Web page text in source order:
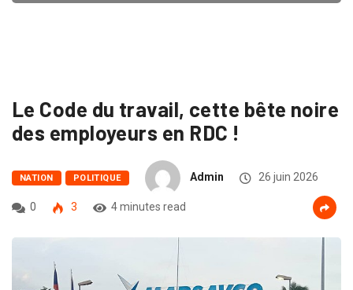
Le Code du travail, cette bête noire
des employeurs en RDC !
NATION POLITIQUE Admin 26 juin 2026
0 3 4 minutes read